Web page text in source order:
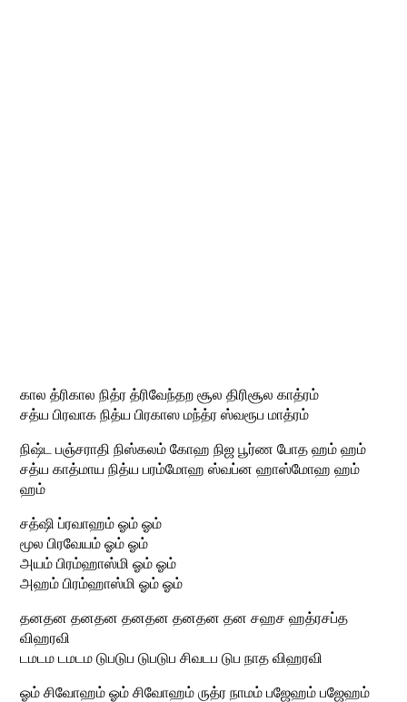
கால த்ரிகால நித்ர த்ரிவேந்தற சூல திரிசூல காத்ரம்
சத்ய பிரவாக நித்ய பிரகாஸ மந்த்ர ஸ்வரூப மாத்ரம்
நிஷ்ட பஞ்சராதி நிஸ்கலம் கோஹ நிஜ பூர்ண போத ஹம் ஹம்
சத்ய காத்மாய நித்ய பரம்மோஹ ஸ்வப்ன ஹாஸ்மோஹ ஹம்
ஹம்
சத்ஷி ப்ரவாஹம் ஓம் ஓம்
மூல பிரவேயம் ஓம் ஓம்
அயம் பிரம்ஹாஸ்மி ஓம் ஓம்
அஹம் பிரம்ஹாஸ்மி ஓம் ஓம்
தனதன தனதன தனதன தனதன தன சஹச ஹத்ரசப்த
விஹரவி
டமடம டமடம டுபடுப டுபடுப சிவடப டுப நாத விஹரவி
ஓம் சிவோஹம் ஓம் சிவோஹம் ருத்ர நாமம் பஜேஹம் பஜேஹம்